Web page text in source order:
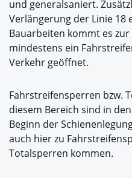
und generalsaniert.
Verlängerung der Linie
Bauarbeiten kommt es
mindestens ein
Verkehr geöffnet.
Fahrstreifensperren bzw.
diesem Bereich sind in
Beginn der
auch hier zu
Totalsperren kommen.